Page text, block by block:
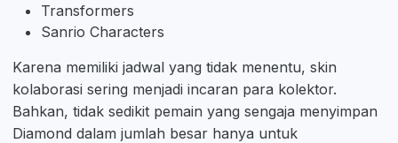
Transformers
Sanrio Characters
Karena memiliki jadwal yang tidak menentu, skin
kolaborasi sering menjadi incaran para kolektor.
Bahkan, tidak sedikit pemain yang sengaja menyimpan
Diamond dalam jumlah besar hanya untuk